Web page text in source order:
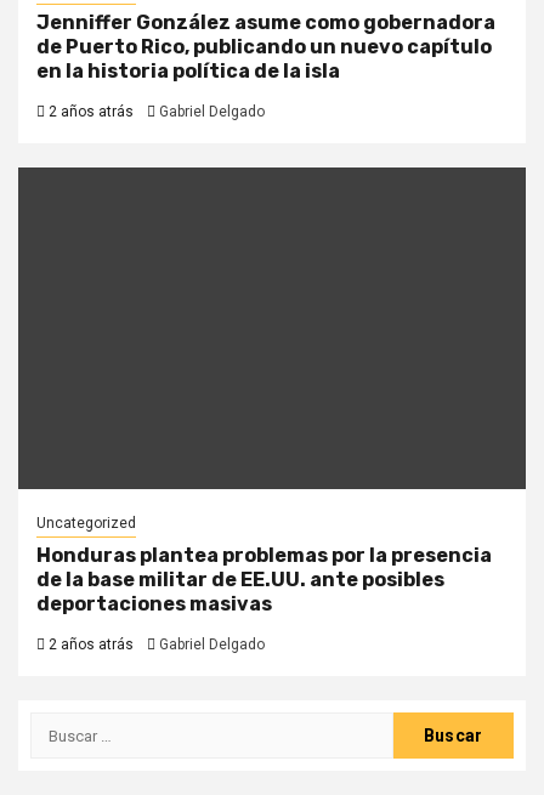
Jenniffer González asume como gobernadora
de Puerto Rico, publicando un nuevo capítulo
en la historia política de la isla
2 años atrás Gabriel Delgado
Uncategorized
Honduras plantea problemas por la presencia
de la base militar de EE.UU. ante posibles
deportaciones masivas
2 años atrás Gabriel Delgado
Buscar: